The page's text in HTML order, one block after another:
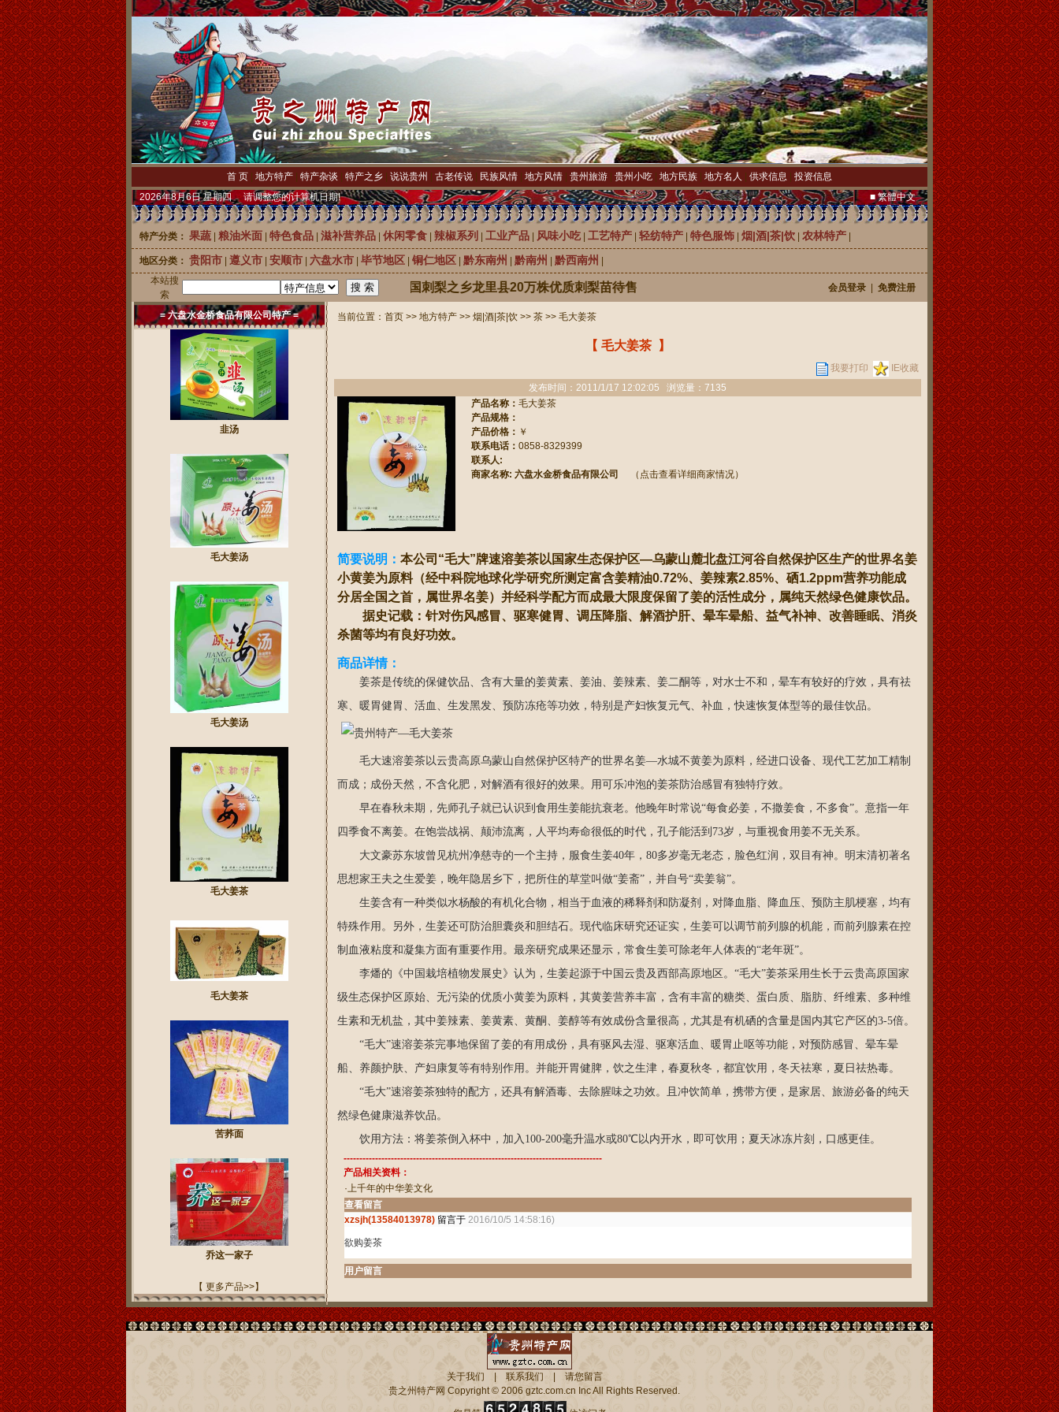
首 页 地方特产 特产杂谈 特产之乡 说说贵州 古老传说 民族风情 地方风情 贵州旅游 贵州小吃 地方民族 地方名人 供求信息
投资信息
2026年8月6日 星期四 请调整您的计算机日期!
■ 繁體中文
特产分类： 果蔬 粮油米面 特色食品 滋补营养品 休闲零食 辣椒系列 工业产品 风味小吃 工艺特产 轻纺特产 特色服饰 烟|酒|茶|饮 农林特产
地区分类： 贵阳市 遵义市 安顺市 六盘水市 毕节地区 铜仁地区 黔东南州 黔南州 黔西南州
本站搜
索
中国刺梨之乡龙里县20万株优质刺梨苗待售 会员登录 免费注册
= 六盘水金桥食品有限公司特产 =
韭汤
毛大姜汤
毛大姜汤
毛大姜茶
毛大姜茶
苦荞面
乔这一家子
【 更多产品>>】
当前位置： 首页 >> 地方特产 >> 烟|酒|茶|饮 >> 茶 >> 毛大姜茶
【 毛大姜茶 】
我要打印
IE收藏
发布时间：2011/1/17 12:02:05 浏览量：7135
产品名称： 毛大姜茶
产品规格：
产品价格： ￥
联系电话： 0858-8329399
联系人:
商家名称: 六盘水金桥食品有限公司 （点击查看详细商家情况）
简要说明： 本公司“毛大”牌速溶姜茶以国家生态保护区—乌蒙山麓北盘江河谷自然保护区生产的世界名姜
小黄姜为原料（经中科院地球化学研究所测定富含姜精油0.72%、姜辣素2.85%、硒1.2ppm营养功能成
分居全国之首，属世界名姜）并经科学配方而成最大限度保留了姜的活性成分，属纯天然绿色健康饮品。
据史记载：针对伤风感冒、驱寒健胃、调压降脂、解酒护肝、晕车晕船、益气补神、改善睡眠、消炎
杀菌等均有良好功效。
商品详情：
姜茶是传统的保健饮品、含有大量的姜黄素、姜油、姜辣素、姜二酮等，对水士不和，晕车有较好的疗效，具有祛
寒、暖胃健胃、活血、生发黑发、预防冻疮等功效，特别是产妇恢复元气、补血，快速恢复体型等的最佳饮品。
毛大速溶姜茶以云贵高原乌蒙山自然保护区特产的世界名姜—水城不黄姜为原料，经进口设备、现代工艺加工精制
而成；成份天然，不含化肥，对解酒有很好的效果。用可乐冲泡的姜茶防治感冒有独特疗效。
早在春秋未期，先师孔子就已认识到食用生姜能抗衰老。他晚年时常说“每食必姜，不撒姜食，不多食”。意指一年
四季食不离姜。在饱尝战祸、颠沛流离，人平均寿命很低的时代，孔子能活到73岁，与重视食用姜不无关系。
大文豪苏东坡曾见杭州净慈寺的一个主持，服食生姜40年，80多岁毫无老态，脸色红润，双目有神。明末清初著名
思想家王夫之生爱姜，晚年隐居乡下，把所住的草堂叫做“姜斋”，并自号“卖姜翁”。
生姜含有一种类似水杨酸的有机化合物，相当于血液的稀释剂和防凝剂，对降血脂、降血压、预防主肌梗塞，均有
特殊作用。另外，生姜还可防治胆囊炎和胆结石。现代临床研究还证实，生姜可以调节前列腺的机能，而前列腺素在控
制血液粘度和凝集方面有重要作用。最亲研究成果还显示，常食生姜可除老年人体表的“老年斑”。
李燔的《中国栽培植物发展史》认为，生姜起源于中国云贵及西部高原地区。“毛大”姜茶采用生长于云贵高原国家
级生态保护区原始、无污染的优质小黄姜为原料，其黄姜营养丰富，含有丰富的糖类、蛋白质、脂肪、纤维素、多种维
生素和无机盐，其中姜辣素、姜黄素、黄酮、姜醇等有效成份含量很高，尤其是有机硒的含量是国内其它产区的3-5倍。
“毛大”速溶姜茶完事地保留了姜的有用成份，具有驱风去湿、驱寒活血、暖胃止呕等功能，对预防感冒、晕车晕
船、养颜护肤、产妇康复等有特别作用。并能开胃健脾，饮之生津，春夏秋冬，都宜饮用，冬天祛寒，夏日祛热毒。
“毛大”速溶姜茶独特的配方，还具有解酒毒、去除腥味之功效。且冲饮简单，携带方便，是家居、旅游必备的纯天
然绿色健康滋养饮品。
饮用方法：将姜茶倒入杯中，加入100-200毫升温水或80℃以内开水，即可饮用；夏天冰冻片刻，口感更佳。
----------------------------------------------------------------------------------
产品相关资料：
·上千年的中华姜文化
查看留言
xzsjh(13584013978) 留言于 2016/10/5 14:58:16)
欲购姜茶
用户留言
关于我们 联系我们
请您留言
贵之州特产网 Copyright © 2006 gztc.com.cn Inc All Rights Reserved.